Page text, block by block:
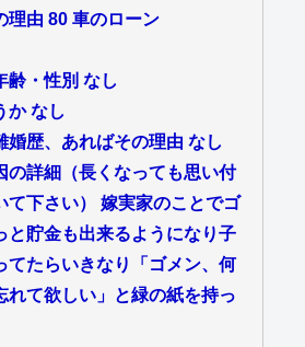
由 80 車のローン
・性別 なし
か なし
歴、あればその理由 なし
詳細（長くなっても思い付
て下さい） 嫁実家のことでゴ
と貯金も出来るようになり子
てたらいきなり「ゴメン、何
れて欲しい」と緑の紙を持っ